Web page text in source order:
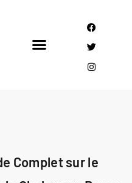
Complet sur le